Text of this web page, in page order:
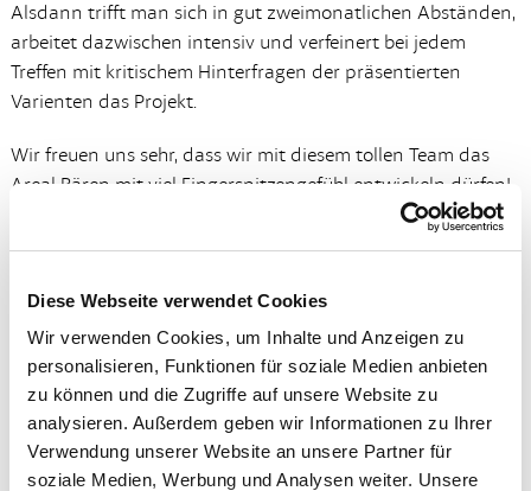
Diese Webseite verwendet Cookies
Wir verwenden Cookies, um Inhalte und Anzeigen zu
personalisieren, Funktionen für soziale Medien anbieten
zu können und die Zugriffe auf unsere Website zu
analysieren. Außerdem geben wir Informationen zu Ihrer
Verwendung unserer Website an unsere Partner für
soziale Medien, Werbung und Analysen weiter. Unsere
Alsdann trifft man sich in gut zweimonatlichen Abständen,
arbeitet dazwischen intensiv und verfeinert bei jedem
Treffen mit kritischem Hinterfragen der präsentierten
Varienten das Projekt.
Wir freuen uns sehr, dass wir mit diesem tollen Team das
Areal Bären mit viel Fingerspitzengefühl entwickeln dürfen!